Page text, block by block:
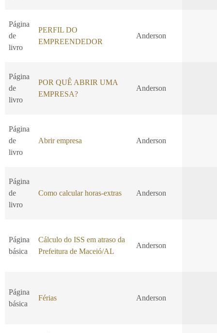
Página
de
livro
PERFIL DO
EMPREENDEDOR
Anderson
Página
de
livro
POR QUÊ ABRIR UMA
EMPRESA?
Anderson
Página
de
livro
Abrir empresa Anderson
Página
de
livro
Como calcular horas-extras Anderson
Página
básica
Cálculo do ISS em atraso da
Prefeitura de Maceió/AL
Anderson
Página
básica
Férias Anderson